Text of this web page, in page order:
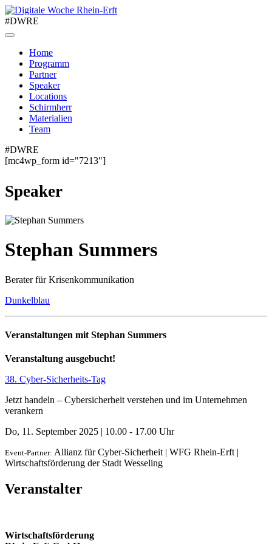
#DWRE
Home
Programm
Partner
Speaker
Locations
Schirmherr
Materialien
Team
#DWRE
[mc4wp_form id="7213"]
Speaker
Stephan Summers
Berater für Krisenkommunikation
Dun­kel­blau
Veranstaltungen mit Stephan Summers
Veranstaltung ausgebucht!
38. Cyber-Sicherheits-Tag
Jetzt handeln – Cybersicherheit verstehen und im Unternehmen
verankern
Do, 11. September 2025 | 10.00 - 17.00 Uhr
Event-Partner: Allianz für Cyber-Sicherheit | WFG Rhein-Erft |
Wirtschaftsförderung der Stadt Wesseling
Veranstalter
Wirtschaftsförderung